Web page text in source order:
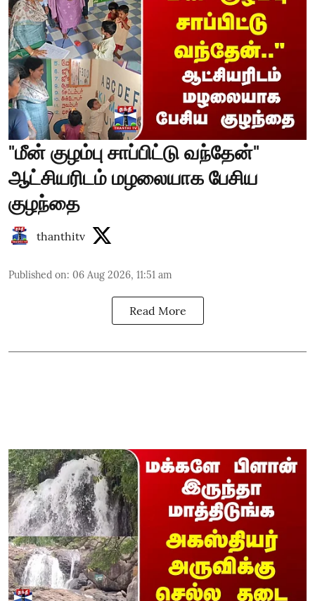
"மீன் குழம்பு சாப்பிட்டு வந்தேன்"
ஆட்சியரிடம் மழலையாக பேசிய
குழந்தை
thanthitv
Published on: 06 Aug 2026, 11:51 am
Read More